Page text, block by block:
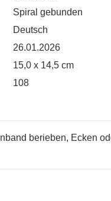
Spiral gebunden
Deutsch
26.01.2026
15,0 x 14,5 cm
108
berieben, Ecken